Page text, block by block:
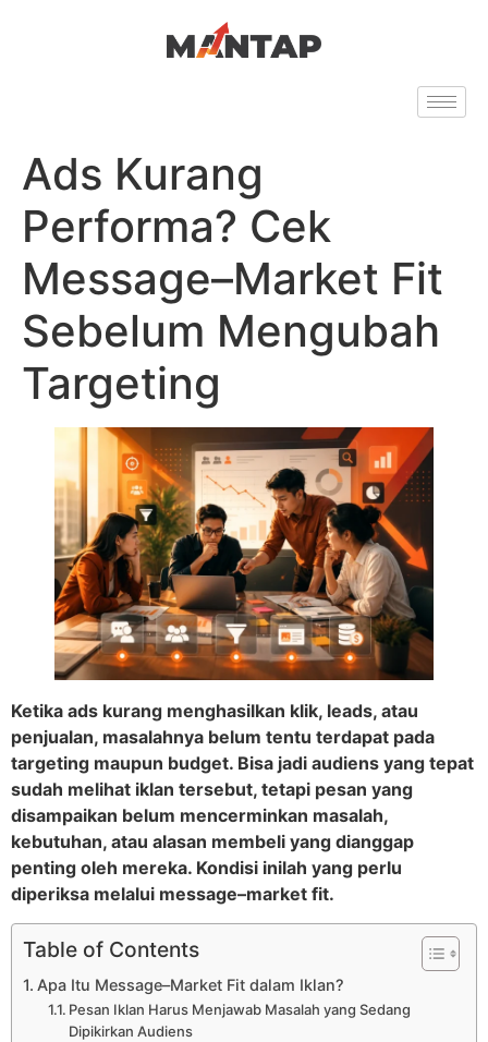
Ads Kurang
Performa? Cek
Message–Market Fit
Sebelum Mengubah
Targeting
Ketika ads kurang menghasilkan klik, leads, atau
penjualan, masalahnya belum tentu terdapat pada
targeting maupun budget. Bisa jadi audiens yang tepat
sudah melihat iklan tersebut, tetapi pesan yang
disampaikan belum mencerminkan masalah,
kebutuhan, atau alasan membeli yang dianggap
penting oleh mereka. Kondisi inilah yang perlu
diperiksa melalui message–market fit.
Table of Contents
Apa Itu Message–Market Fit dalam Iklan?
Pesan Iklan Harus Menjawab Masalah yang Sedang
Dipikirkan Audiens